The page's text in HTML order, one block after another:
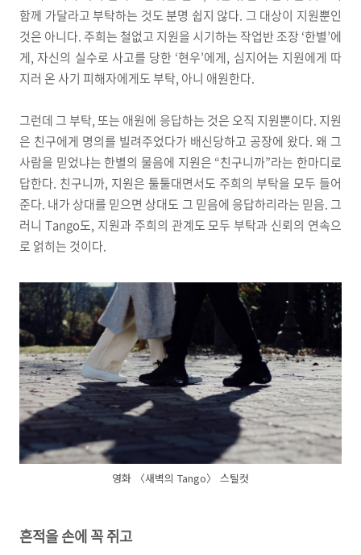
함께 가달라고 부탁하는 것도 분명 쉽지 않다. 그 대상이 지원뿐인
것은 아니다. 주희는 철없고 지원을 시기하는 작업반 조장 ‘한별’에
게, 자신의 실수로 사고를 당한 ‘현우’에게, 심지어는 지원에게 따
지러 온 사기 피해자에게도 부탁, 아니 애원한다.
그런데 그 부탁, 또는 애원에 응답하는 것은 오직 지원뿐이다. 지원
은 친구에게 명의를 빌려주었다가 배신당하고 공장에 왔다. 왜 그
사람을 믿었냐는 한별의 물음에 지원은 “친구니까”라는 한마디로
답한다. 친구니까, 지원은 툴툴대면서도 주희의 부탁을 모두 들어
준다. 내가 상대를 믿으면 상대도 그 믿음에 응답하리라는 믿음. 그
러니 Tango도, 지원과 주희의 관계도 모두 부탁과 신뢰의 연속으
로 얽히는 것이다.
영화 〈새벽의 Tango〉 스틸컷
흔적을 손에 꼭 쥐고